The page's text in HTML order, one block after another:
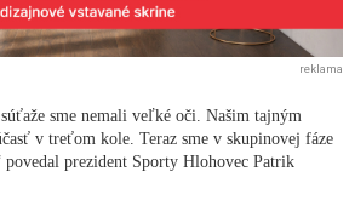
reklama
súťaže sme nemali veľké oči. Našim tajným
v treťom kole. Teraz sme v skupinovej fáze
prezident Sporty Hlohovec Patrik